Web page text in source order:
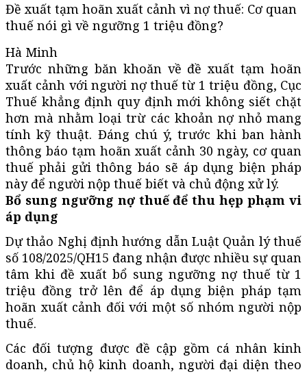
Đề xuất tạm hoãn xuất cảnh vì nợ thuế: Cơ quan
thuế nói gì về ngưỡng 1 triệu đồng?
Hà Minh
Trước những băn khoăn về đề xuất tạm hoãn
xuất cảnh với người nợ thuế từ 1 triệu đồng, Cục
Thuế khẳng định quy định mới không siết chặt
hơn mà nhằm loại trừ các khoản nợ nhỏ mang
tính kỹ thuật. Đáng chú ý, trước khi ban hành
thông báo tạm hoãn xuất cảnh 30 ngày, cơ quan
thuế phải gửi thông báo sẽ áp dụng biện pháp
này để người nộp thuế biết và chủ động xử lý.
Bổ sung ngưỡng nợ thuế để thu hẹp phạm vi
áp dụng
Dự thảo Nghị định hướng dẫn Luật Quản lý thuế
số 108/2025/QH15 đang nhận được nhiều sự quan
tâm khi đề xuất bổ sung ngưỡng nợ thuế từ 1
triệu đồng trở lên để áp dụng biện pháp tạm
hoãn xuất cảnh đối với một số nhóm người nộp
thuế.
Các đối tượng được đề cập gồm cá nhân kinh
doanh, chủ hộ kinh doanh, người đại diện theo